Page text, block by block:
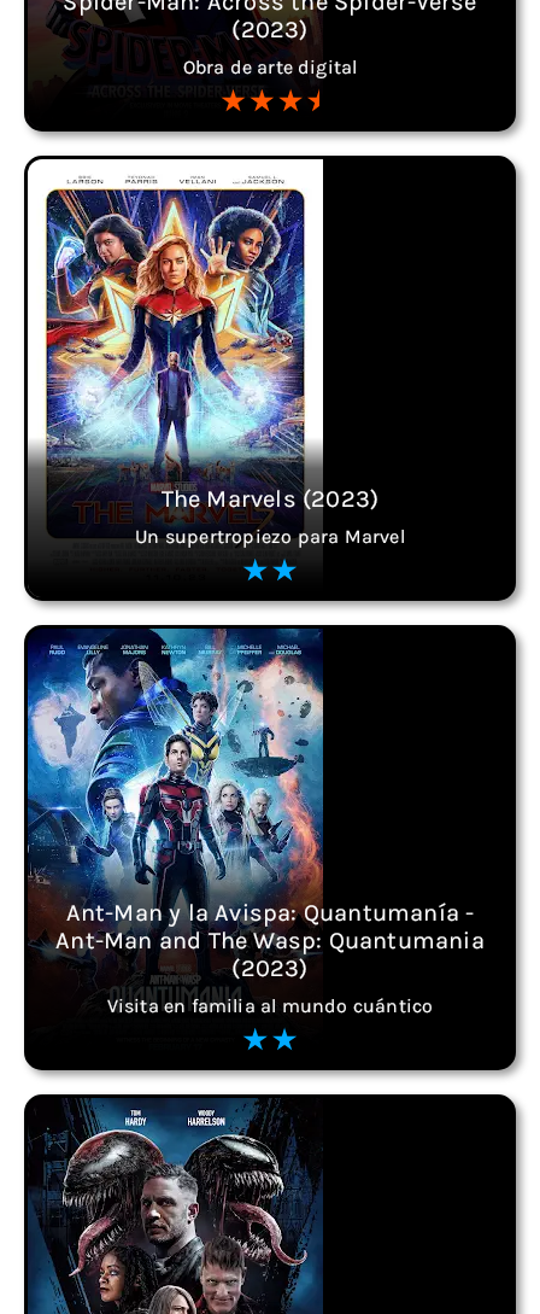
(2023)
Obra de arte digital
The Marvels (2023)
Un supertropiezo para Marvel
Ant-Man y la Avispa: Quantumanía -
Ant-Man and The Wasp: Quantumania
(2023)
Visita en familia al mundo cuántico